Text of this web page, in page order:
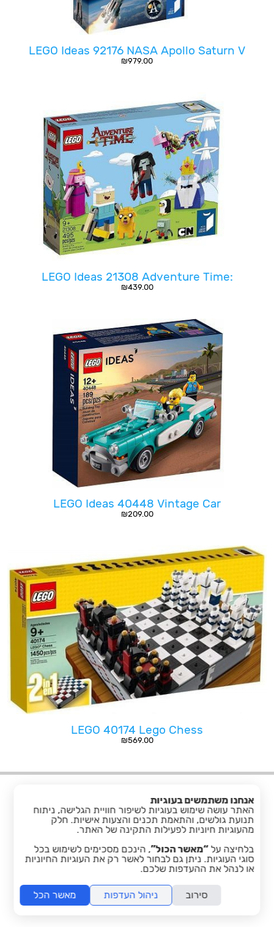
LEGO Ideas 92176 NASA Apollo Saturn V
₪979.00
:LEGO Ideas 21308 Adventure Time
₪439.00
LEGO Ideas 40448 Vintage Car
₪209.00
LEGO 40174 Lego Chess
₪569.00
facebook
אנחנו משתמשים בעוגיות
האתר עושה שימוש בעוגיות לשיפור חוויית הגלישה, ניתוח
תנועת גולשים, והתאמת תכנים והצעות אישיות. חלק
מהעוגיות חיוניות לפעילות התקינה של האתר.
בלחיצה על“מאשר הכול”, הינכם מסכימים לשימוש בכל
סוגי העוגיות. ניתן גם לבחור לאשר רק את העוגיות החיוניות
או לנהל את ההעדפות שלכם.
סירוב ניהול העדפות מאשר הכל